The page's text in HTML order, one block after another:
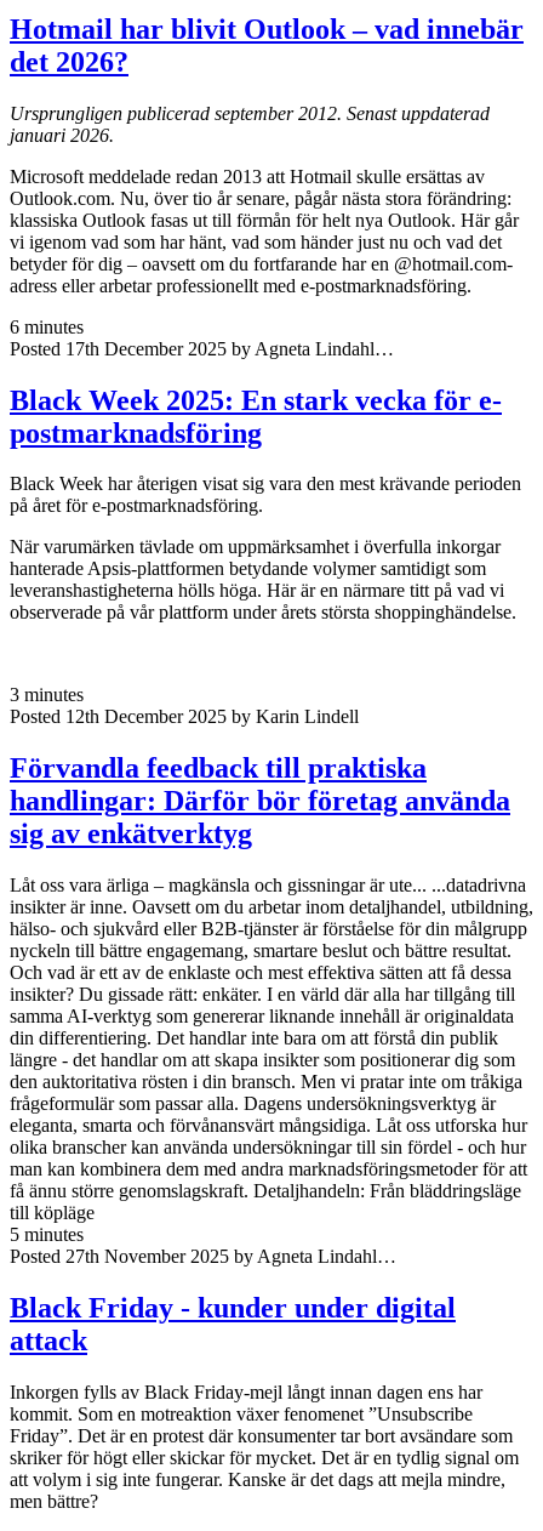
Hotmail har blivit Outlook – vad innebär
det 2026?
Ursprungligen publicerad september 2012. Senast uppdaterad
januari 2026.
Microsoft meddelade redan 2013 att Hotmail skulle ersättas av
Outlook.com. Nu, över tio år senare, pågår nästa stora förändring:
klassiska Outlook fasas ut till förmån för helt nya Outlook. Här går
vi igenom vad som har hänt, vad som händer just nu och vad det
betyder för dig – oavsett om du fortfarande har en @hotmail.com-
adress eller arbetar professionellt med e-postmarknadsföring.
6 minutes
Posted 17th December 2025 by Agneta Lindahl…
Black Week 2025: En stark vecka för e-
postmarknadsföring
Black Week har återigen visat sig vara den mest krävande perioden
på året för e-postmarknadsföring.
När varumärken tävlade om uppmärksamhet i överfulla inkorgar
hanterade Apsis-plattformen betydande volymer samtidigt som
leveranshastigheterna hölls höga. Här är en närmare titt på vad vi
observerade på vår plattform under årets största shoppinghändelse.
3 minutes
Posted 12th December 2025 by Karin Lindell
Förvandla feedback till praktiska
handlingar: Därför bör företag använda
sig av enkätverktyg
Låt oss vara ärliga – magkänsla och gissningar är ute... ...datadrivna
insikter är inne. Oavsett om du arbetar inom detaljhandel, utbildning,
hälso- och sjukvård eller B2B-tjänster är förståelse för din målgrupp
nyckeln till bättre engagemang, smartare beslut och bättre resultat.
Och vad är ett av de enklaste och mest effektiva sätten att få dessa
insikter? Du gissade rätt: enkäter. I en värld där alla har tillgång till
samma AI-verktyg som genererar liknande innehåll är originaldata
din differentiering. Det handlar inte bara om att förstå din publik
längre - det handlar om att skapa insikter som positionerar dig som
den auktoritativa rösten i din bransch. Men vi pratar inte om tråkiga
frågeformulär som passar alla. Dagens undersökningsverktyg är
eleganta, smarta och förvånansvärt mångsidiga. Låt oss utforska hur
olika branscher kan använda undersökningar till sin fördel - och hur
man kan kombinera dem med andra marknadsföringsmetoder för att
få ännu större genomslagskraft. Detaljhandeln: Från bläddringsläge
till köpläge
5 minutes
Posted 27th November 2025 by Agneta Lindahl…
Black Friday - kunder under digital
attack
Inkorgen fylls av Black Friday-mejl långt innan dagen ens har
kommit. Som en motreaktion växer fenomenet ”Unsubscribe
Friday”. Det är en protest där konsumenter tar bort avsändare som
skriker för högt eller skickar för mycket. Det är en tydlig signal om
att volym i sig inte fungerar. Kanske är det dags att mejla mindre,
men bättre?